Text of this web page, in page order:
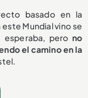
basado en la
Mundial vino se
esperaba, pero no
el camino en la